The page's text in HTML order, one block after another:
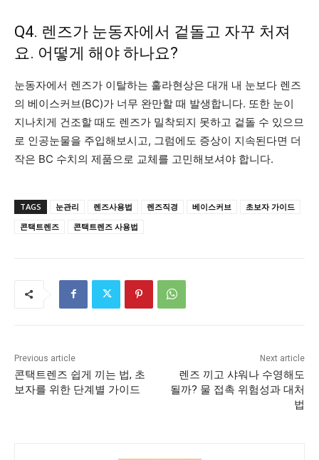
Q4. 렌즈가 눈동자에서 겉돌고 자꾸 처져
요. 어떻게 해야 하나요?
눈동자에서 렌즈가 이탈하는 훌라현상은 대개 내 눈보다 렌즈
의 베이스커브(BC)가 너무 완만할 때 발생합니다. 또한 눈이
지나치게 건조할 때도 렌즈가 밀착되지 못하고 겉돌 수 있으므
로 인공눈물을 주입해보시고, 그럼에도 증상이 지속된다면 더
작은 BC 수치의 제품으로 교체를 고민해보셔야 합니다.
TAGS 눈관리 렌즈사용법 렌즈직경 베이스커브
초보자 가이드
콘택트렌즈
콘택트렌즈 사용법
Previous article
콘택트렌즈 쉽게 끼는 법, 초
보자를 위한 단계별 가이드
Next article
렌즈 끼고 샤워나 수영해도
될까? 물 접촉 위험성과 대처
법